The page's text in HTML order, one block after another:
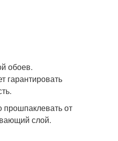
обоев.
гарантировать
прошпаклевать от
слой.